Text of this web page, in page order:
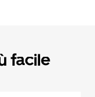
facile